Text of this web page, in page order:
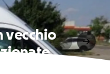
vecchio